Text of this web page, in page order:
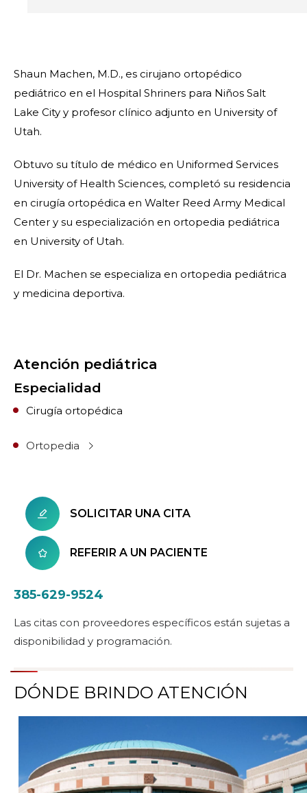
Shaun Machen, M.D., es cirujano ortopédico
pediátrico en el Hospital Shriners para Niños Salt
Lake City y profesor clínico adjunto en University of
Utah.
Obtuvo su título de médico en Uniformed Services
University of Health Sciences, completó su residencia
en cirugía ortopédica en Walter Reed Army Medical
Center y su especialización en ortopedia pediátrica
en University of Utah.
El Dr. Machen se especializa en ortopedia pediátrica
y medicina deportiva.
Atención pediátrica
Especialidad
Cirugía ortopédica
Ortopedia
SOLICITAR UNA CITA
REFERIR A UN PACIENTE
385-629-9524
Las citas con proveedores específicos están sujetas a
disponibilidad y programación.
DÓNDE BRINDO ATENCIÓN